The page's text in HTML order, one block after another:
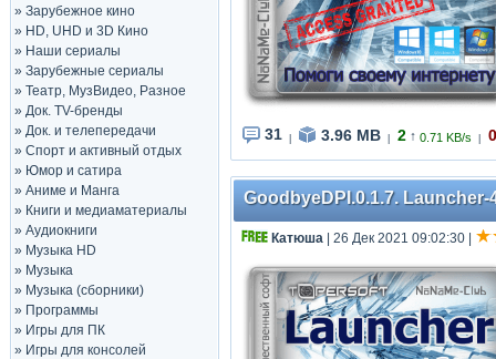
» Зарубежное кино
» HD, UHD и 3D Кино
» Наши сериалы
» Зарубежные сериалы
» Театр, МузВидео, Разное
» Док. TV-бренды
» Док. и телепередачи
» Спорт и активный отдых
» Юмор и сатира
» Аниме и Манга
» Книги и медиаматериалы
» Аудиокниги
» Музыка HD
» Музыка
» Музыка (сборники)
» Программы
» Игры для ПК
» Игры для консолей
31 3.96 MB 2 ↑ 0.71 KB/s 0
GoodbyeDPI.0.1.7. Launcher-
Катюша | 26 Дек 2021 09:02:30